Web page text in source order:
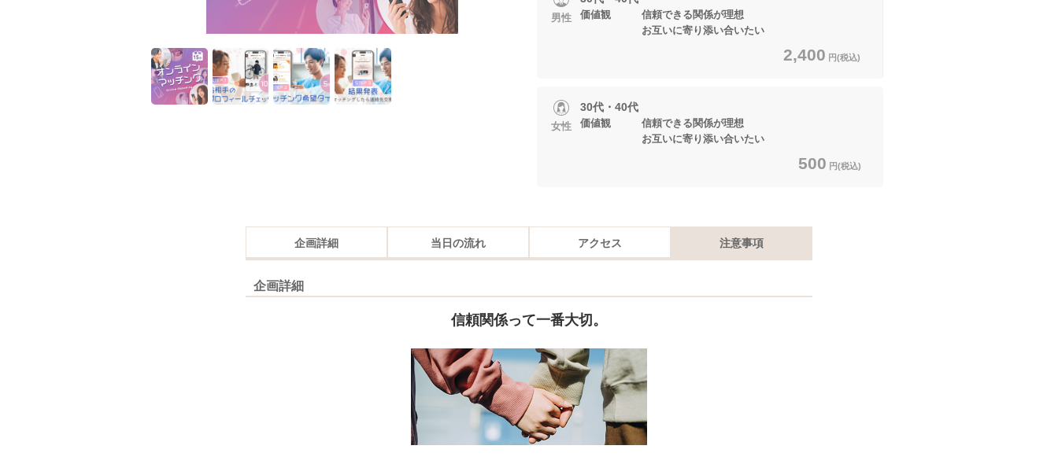
男性
価値観 信頼できる関係が理想
お互いに寄り添い合いたい
2,400 円(税込)
女性
30代・40代
価値観 信頼できる関係が理想
お互いに寄り添い合いたい
500 円(税込)
企画詳細 当日の流れ アクセス 注意事項
企画詳細
信頼関係って一番大切。